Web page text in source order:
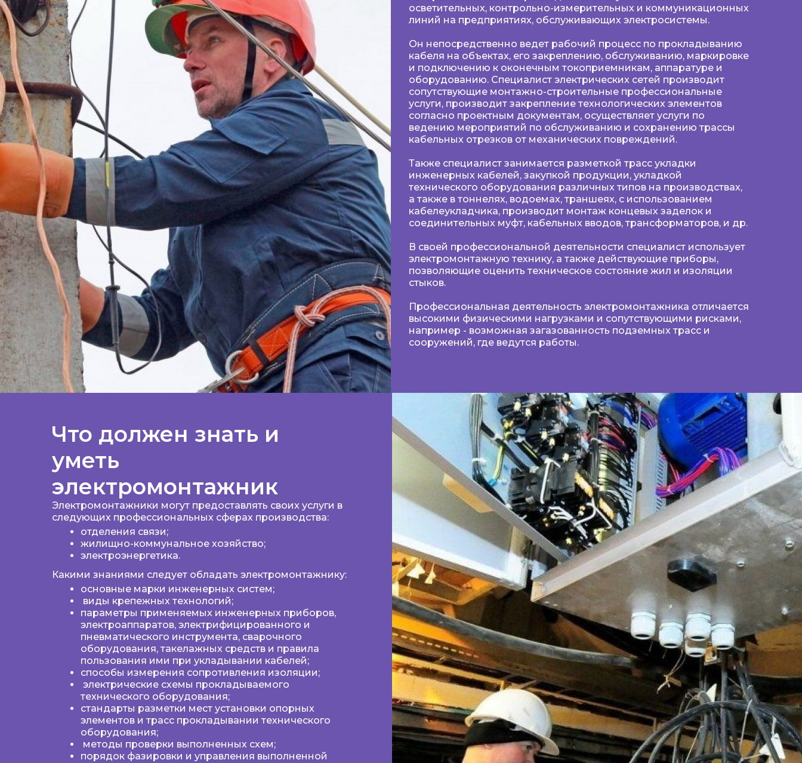
осветительных, контрольно-измерительных и коммуникационных
линий на предприятиях, обслуживающих электросистемы.
Он непосредственно ведет рабочий процесс по прокладыванию
кабеля на объектах, его закреплению, обслуживанию, маркировке
и подключению к оконечным токоприемникам, аппаратуре и
оборудованию. Специалист электрических сетей производит
сопутствующие монтажно-строительные профессиональные
услуги, производит закрепление технологических элементов
согласно проектным документам, осуществляет услуги по
ведению мероприятий по обслуживанию и сохранению трассы
кабельных отрезков от механических повреждений.
Также специалист занимается разметкой трасс укладки
инженерных кабелей, закупкой продукции, укладкой
технического оборудования различных типов на производствах,
а также в тоннелях, водоемах, траншеях, с использованием
кабелеукладчика, производит монтаж концевых заделок и
соединительных муфт, кабельных вводов, трансформаторов, и др.
В своей профессиональной деятельности специалист использует
электромонтажную технику, а также действующие приборы,
позволяющие оценить техническое состояние жил и изоляции
стыков.
Профессиональная деятельность электромонтажника отличается
высокими физическими нагрузками и сопутствующими рисками,
например - возможная загазованность подземных трасс и
сооружений, где ведутся работы.
Что должен знать и
уметь
электромонтажник
Электромонтажники могут предоставлять своих услуги в
следующих профессиональных сферах производства:
отделения связи;
жилищно-коммунальное хозяйство;
электроэнергетика.
Какими знаниями следует обладать электромонтажнику:
основные марки инженерных систем;
виды крепежных технологий;
параметры применяемых инженерных приборов,
электроаппаратов, электрифицированного и
пневматического инструмента, сварочного
оборудования, такелажных средств и правила
пользования ими при укладывании кабелей;
способы измерения сопротивления изоляции;
электрические схемы прокладываемого
технического оборудования;
стандарты разметки мест установки опорных
элементов и трасс прокладывании технического
оборудования;
методы проверки выполненных схем;
порядок фазировки и управления выполненной